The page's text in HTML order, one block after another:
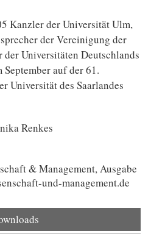
Kanzler der Universität Ulm,
der Vereinigung der
Universitäten Deutschlands
auf der 61.
Universität des Saarlandes
Renkes
& Management, Ausgabe
und-management.de